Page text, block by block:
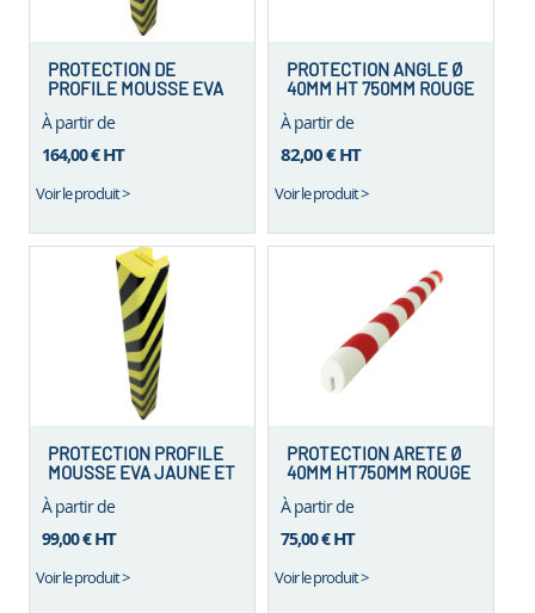
PROTECTION DE
PROFILE MOUSSE EVA
60 MM
À partir de
164,00 €HT
Voir le produit >
PROTECTION ANGLE Ø
40MM HT 750MM ROUGE
À partir de
82,00 €HT
Voir le produit >
PROTECTION PROFILE
MOUSSE EVA JAUNE ET
À partir de
99,00 €HT
Voir le produit >
PROTECTION ARETE Ø
40MM HT750MM ROUGE
À partir de
75,00 € HT
Voir le produit >